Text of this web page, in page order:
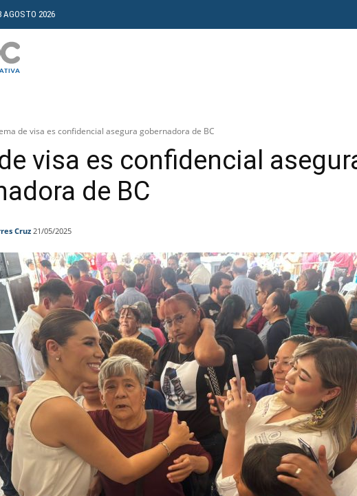
AGOSTO 2026
de visa es confidencial asegura gobernadora de BC
visa es confidencial
de BC
Cruz 21/05/2025